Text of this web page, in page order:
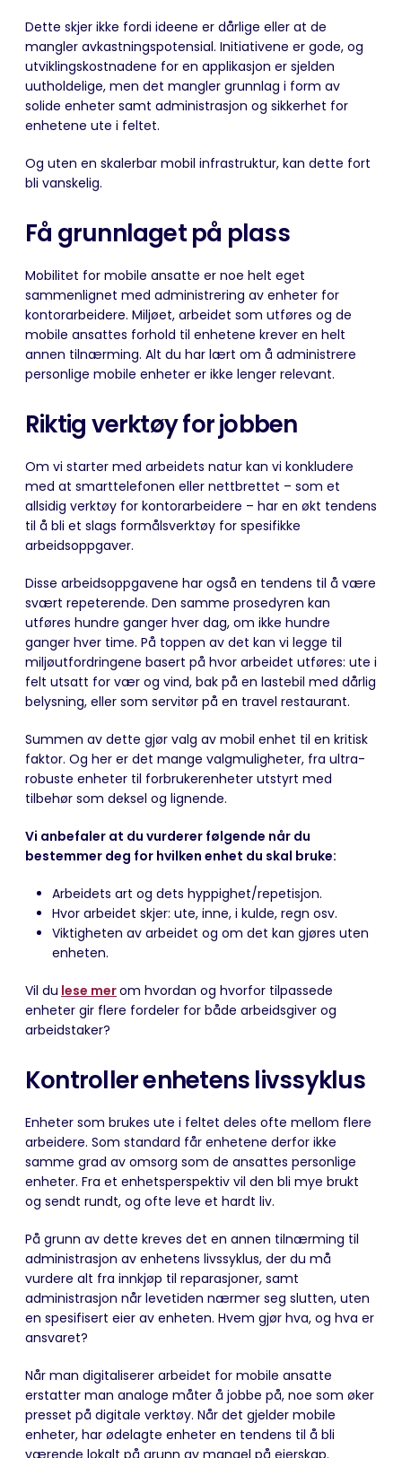
Dette skjer ikke fordi ideene er dårlige eller at de
mangler avkastningspotensial. Initiativene er gode, og
utviklingskostnadene for en applikasjon er sjelden
uutholdelige, men det mangler grunnlag i form av
solide enheter samt administrasjon og sikkerhet for
enhetene ute i feltet.
Og uten en skalerbar mobil infrastruktur, kan dette fort
bli vanskelig.
Få grunnlaget på plass
Mobilitet for mobile ansatte er noe helt eget
sammenlignet med administrering av enheter for
kontorarbeidere. Miljøet, arbeidet som utføres og de
mobile ansattes forhold til enhetene krever en helt
annen tilnærming. Alt du har lært om å administrere
personlige mobile enheter er ikke lenger relevant.
Riktig verktøy for jobben
Om vi starter med arbeidets natur kan vi konkludere
med at smarttelefonen eller nettbrettet – som et
allsidig verktøy for kontorarbeidere – har en økt tendens
til å bli et slags formålsverktøy for spesifikke
arbeidsoppgaver.
Disse arbeidsoppgavene har også en tendens til å være
svært repeterende. Den samme prosedyren kan
utføres hundre ganger hver dag, om ikke hundre
ganger hver time. På toppen av det kan vi legge til
miljøutfordringene basert på hvor arbeidet utføres: ute i
felt utsatt for vær og vind, bak på en lastebil med dårlig
belysning, eller som servitør på en travel restaurant.
Summen av dette gjør valg av mobil enhet til en kritisk
faktor. Og her er det mange valgmuligheter, fra ultra-
robuste enheter til forbrukerenheter utstyrt med
tilbehør som deksel og lignende.
Vi anbefaler at du vurderer følgende når du
bestemmer deg for hvilken enhet du skal bruke:
Arbeidets art og dets hyppighet/repetisjon.
Hvor arbeidet skjer: ute, inne, i kulde, regn osv.
Viktigheten av arbeidet og om det kan gjøres uten
enheten.
Vil du lese merom hvordan og hvorfor tilpassede
enheter gir flere fordeler for både arbeidsgiver og
arbeidstaker?
Kontroller enhetens livssyklus
Enheter som brukes ute i feltet deles ofte mellom flere
arbeidere. Som standard får enhetene derfor ikke
samme grad av omsorg som de ansattes personlige
enheter. Fra et enhetsperspektiv vil den bli mye brukt
og sendt rundt, og ofte leve et hardt liv.
På grunn av dette kreves det en annen tilnærming til
administrasjon av enhetens livssyklus, der du må
vurdere alt fra innkjøp til reparasjoner, samt
administrasjon når levetiden nærmer seg slutten, uten
en spesifisert eier av enheten. Hvem gjør hva, og hva er
ansvaret?
Når man digitaliserer arbeidet for mobile ansatte
erstatter man analoge måter å jobbe på, noe som øker
presset på digitale verktøy. Når det gjelder mobile
enheter, har ødelagte enheter en tendens til å bli